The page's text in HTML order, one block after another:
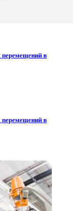
перемещений в
перемещений в